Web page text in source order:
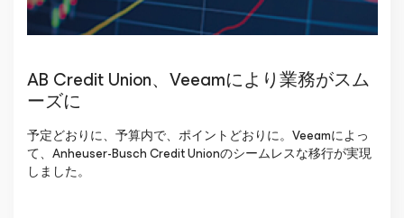
AB Credit Union、Veeamにより業務がスム
ーズに
予定どおりに、予算内で、ポイントどおりに。Veeamによっ
て、Anheuser-Busch Credit Unionのシームレスな移行が実現
しました。